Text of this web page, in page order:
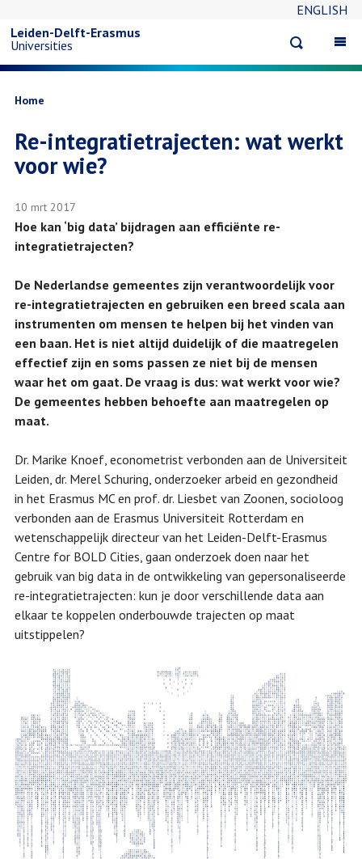
naar
inhoud
gaan
ENGLISH
search
Leiden-Delft-Erasmus
Universities
Kruimelpad
Home
Re-integratietrajecten: wat werkt
voor wie?
10 mrt 2017
Hoe kan ‘big data’ bijdragen aan efficiënte re-
integratietrajecten?
De Nederlandse gemeentes zijn verantwoordelijk voor
re-integratietrajecten en gebruiken een breed scala aan
instrumenten om mensen te helpen bij het vinden van
een baan. Het is niet altijd duidelijk of die maatregelen
effectief zijn en soms passen ze niet bij de mensen
waar het om gaat. De vraag is dus: wat werkt voor wie?
De gemeentes hebben behoefte aan maatregelen op
maat.
Dr. Marike Knoef, econometrist verbonden aan de Universiteit
Leiden, dr. Merel Schuring, onderzoeker arbeid en gezondheid
in het Erasmus MC en prof. dr. Liesbet van Zoonen, socioloog
verbonden aan de Erasmus Universiteit Rotterdam en
wetenschappelijk directeur van het Leiden-Delft-Erasmus
Centre for BOLD Cities, gaan onderzoek doen naar het
gebruik van big data in de ontwikkeling van gepersonaliseerde
re-integratietrajecten: kun je door verschillende data aan
elkaar te koppelen onderbouwde trajecten op maat
uitstippelen?